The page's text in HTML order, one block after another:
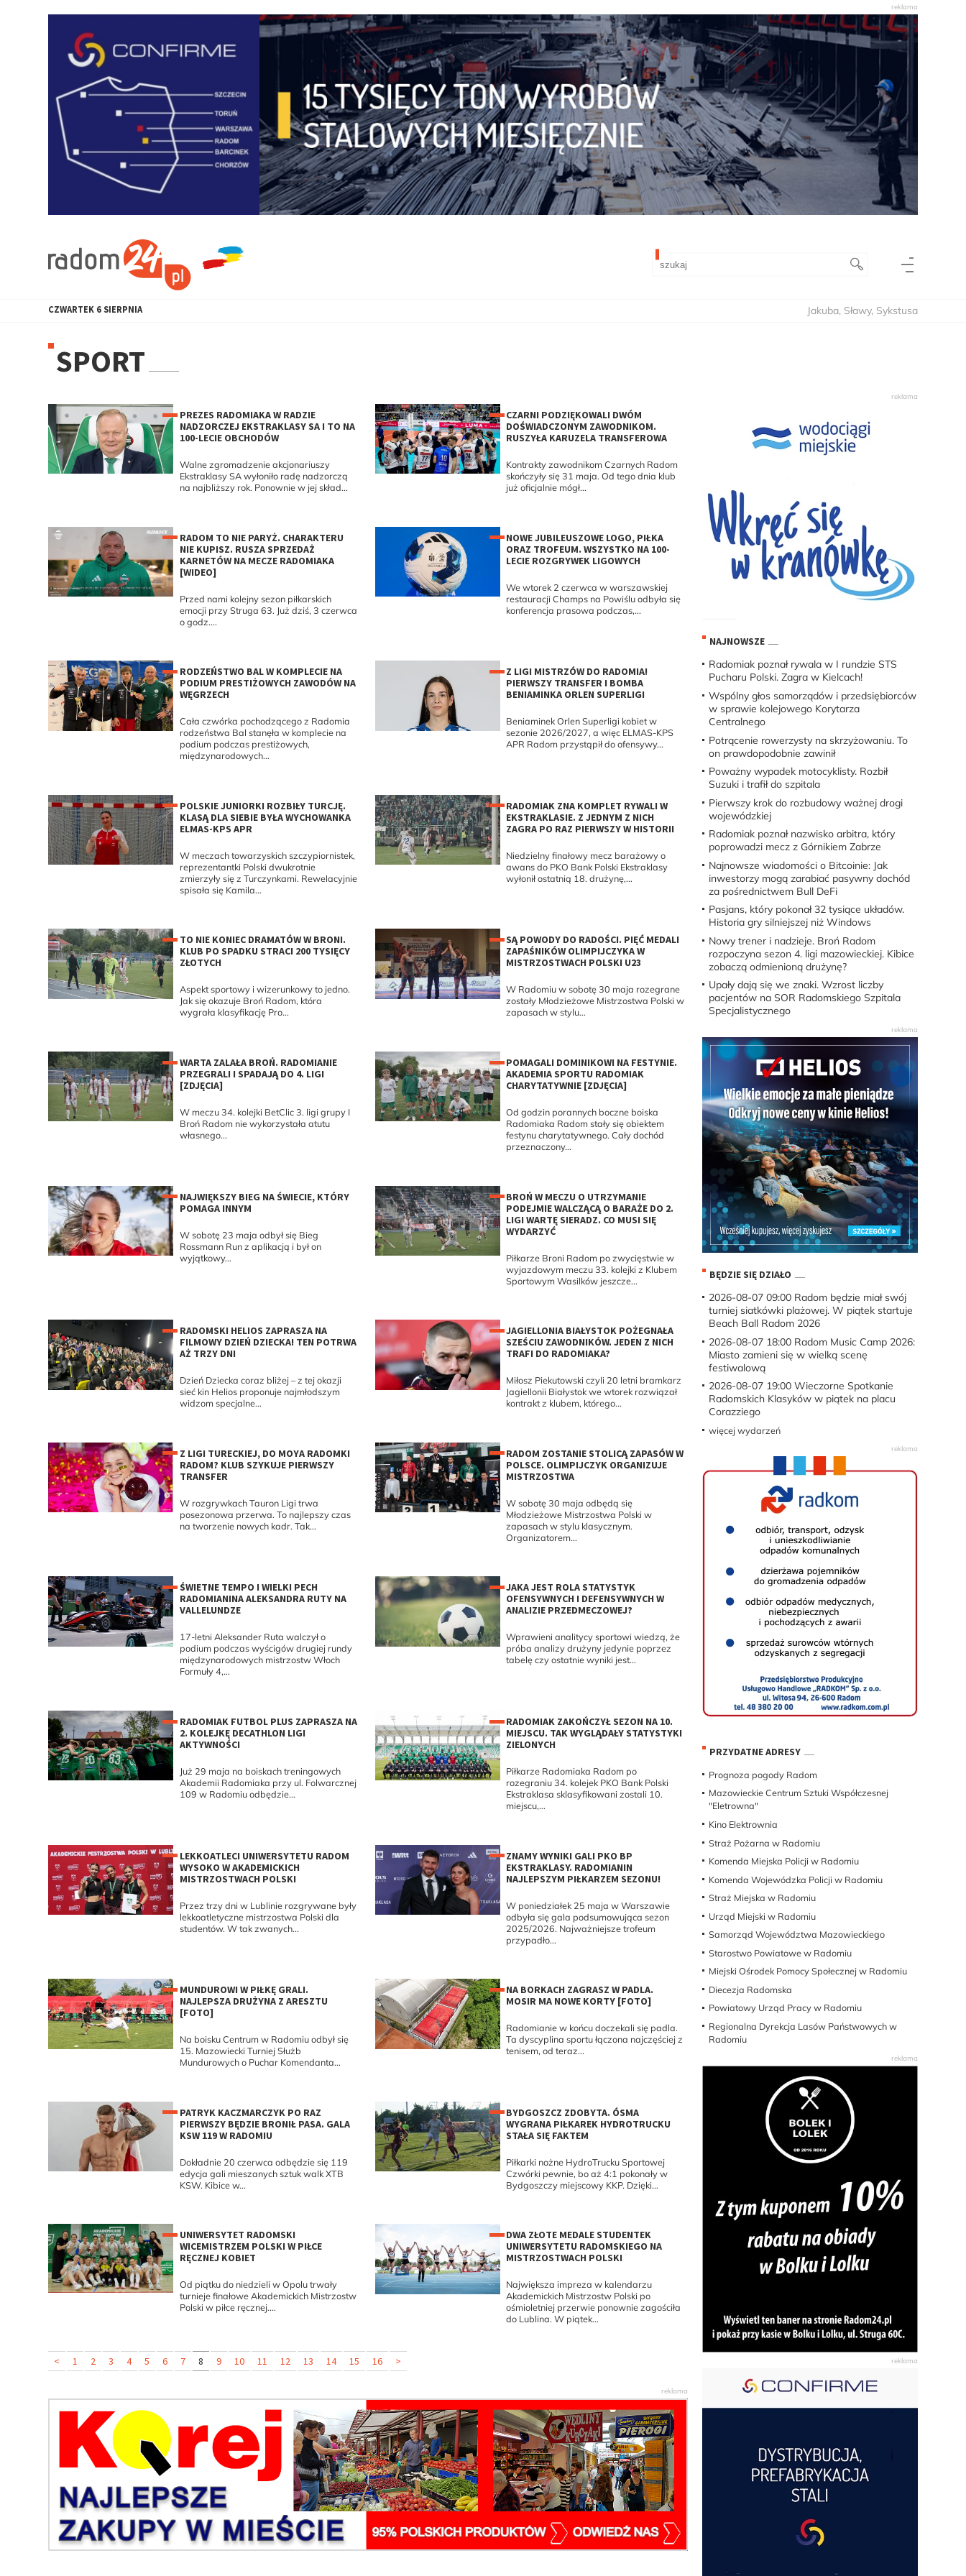
CZWARTEK 6 SIERPNIA Jakuba, Sławy, Sykstusa
SPORT
PREZES RADOMIAKA W RADZIE
NADZORCZEJ EKSTRAKLASY SA I TO NA
100-LECIE OBCHODÓW
Walne zgromadzenie akcjonariuszy
Ekstraklasy SA wyłoniło radę nadzorczą
na najbliższy rok. Ponownie w jej skład...
CZARNI PODZIĘKOWALI DWÓM
DOŚWIADCZONYM ZAWODNIKOM.
RUSZYŁA KARUZELA TRANSFEROWA
Kontrakty zawodnikom Czarnych Radom
skończyły się 31 maja. Od tego dnia klub
już oficjalnie mógł...
RADOM TO NIE PARYŻ. CHARAKTERU
NIE KUPISZ. RUSZA SPRZEDAŻ
KARNETÓW NA MECZE RADOMIAKA
[WIDEO]
Przed nami kolejny sezon piłkarskich
emocji przy Struga 63. Już dziś, 3 czerwca
o godz....
NOWE JUBILEUSZOWE LOGO, PIŁKA
ORAZ TROFEUM. WSZYSTKO NA 100-
LECIE ROZGRYWEK LIGOWYCH
We wtorek 2 czerwca w warszawskiej
restauracji Champs na Powiślu odbyła się
konferencja prasowa podczas,...
RODZEŃSTWO BAL W KOMPLECIE NA
PODIUM PRESTIŻOWYCH ZAWODÓW NA
WĘGRZECH
Cała czwórka pochodzącego z Radomia
rodzeństwa Bal stanęła w komplecie na
podium podczas prestiżowych,
międzynarodowych...
Z LIGI MISTRZÓW DO RADOMIA!
PIERWSZY TRANSFER I BOMBA
BENIAMINKA ORLEN SUPERLIGI
Beniaminek Orlen Superligi kobiet w
sezonie 2026/2027, a więc ELMAS-KPS
APR Radom przystąpił do ofensywy...
POLSKIE JUNIORKI ROZBIŁY TURCJĘ.
KLASĄ DLA SIEBIE BYŁA WYCHOWANKA
ELMAS-KPS APR
W meczach towarzyskich szczypiornistek,
reprezentantki Polski dwukrotnie
zmierzyły się z Turczynkami. Rewelacyjnie
spisała się Kamila...
RADOMIAK ZNA KOMPLET RYWALI W
EKSTRAKLASIE. Z JEDNYM Z NICH
ZAGRA PO RAZ PIERWSZY W HISTORII
Niedzielny finałowy mecz barażowy o
awans do PKO Bank Polski Ekstraklasy
wyłonił ostatnią 18. drużynę,...
TO NIE KONIEC DRAMATÓW W BRONI.
KLUB PO SPADKU STRACI 200 TYSIĘCY
ZŁOTYCH
Aspekt sportowy i wizerunkowy to jedno.
Jak się okazuje Broń Radom, która
wygrała klasyfikację Pro...
SĄ POWODY DO RADOŚCI. PIĘĆ MEDALI
ZAPAŚNIKÓW OLIMPIJCZYKA W
MISTRZOSTWACH POLSKI U23
W Radomiu w sobotę 30 maja rozegrane
zostały Młodzieżowe Mistrzostwa Polski w
zapasach w stylu...
WARTA ZALAŁA BROŃ. RADOMIANIE
PRZEGRALI I SPADAJĄ DO 4. LIGI
[ZDJĘCIA]
W meczu 34. kolejki BetClic 3. ligi grupy I
Broń Radom nie wykorzystała atutu
własnego...
POMAGALI DOMINIKOWI NA FESTYNIE.
AKADEMIA SPORTU RADOMIAK
CHARYTATYWNIE [ZDJĘCIA]
Od godzin porannych boczne boiska
Radomiaka Radom stały się obiektem
festynu charytatywnego. Cały dochód
przeznaczony...
NAJWIĘKSZY BIEG NA ŚWIECIE, KTÓRY
POMAGA INNYM
W sobotę 23 maja odbył się Bieg
Rossmann Run z aplikacją i był on
wyjątkowy...
BROŃ W MECZU O UTRZYMANIE
PODEJMIE WALCZĄCĄ O BARAŻE DO 2.
LIGI WARTĘ SIERADZ. CO MUSI SIĘ
WYDARZYĆ
Piłkarze Broni Radom po zwycięstwie w
wyjazdowym meczu 33. kolejki z Klubem
Sportowym Wasilków jeszcze...
RADOMSKI HELIOS ZAPRASZA NA
FILMOWY DZIEŃ DZIECKA! TEN POTRWA
AŻ TRZY DNI
Dzień Dziecka coraz bliżej – z tej okazji
sieć kin Helios proponuje najmłodszym
widzom specjalne...
JAGIELLONIA BIAŁYSTOK POŻEGNAŁA
SZEŚCIU ZAWODNIKÓW. JEDEN Z NICH
TRAFI DO RADOMIAKA?
Miłosz Piekutowski czyli 20 letni bramkarz
Jagiellonii Białystok we wtorek rozwiązał
kontrakt z klubem, którego...
Z LIGI TURECKIEJ, DO MOYA RADOMKI
RADOM? KLUB SZYKUJE PIERWSZY
TRANSFER
W rozgrywkach Tauron Ligi trwa
posezonowa przerwa. To najlepszy czas
na tworzenie nowych kadr. Tak...
RADOM ZOSTANIE STOLICĄ ZAPASÓW W
POLSCE. OLIMPIJCZYK ORGANIZUJE
MISTRZOSTWA
W sobotę 30 maja odbędą się
Młodzieżowe Mistrzostwa Polski w
zapasach w stylu klasycznym.
Organizatorem...
ŚWIETNE TEMPO I WIELKI PECH
RADOMIANINA ALEKSANDRA RUTY NA
VALLELUNDZE
17-letni Aleksander Ruta walczył o
podium podczas wyścigów drugiej rundy
międzynarodowych mistrzostw Włoch
Formuły 4,...
JAKA JEST ROLA STATYSTYK
OFENSYWNYCH I DEFENSYWNYCH W
ANALIZIE PRZEDMECZOWEJ?
Wprawieni analitycy sportowi wiedzą, że
próba analizy drużyny jedynie poprzez
tabelę czy ostatnie wyniki jest...
RADOMIAK FUTBOL PLUS ZAPRASZA NA
2. KOLEJKĘ DECATHLON LIGI
AKTYWNOŚCI
Już 29 maja na boiskach treningowych
Akademii Radomiaka przy ul. Folwarcznej
109 w Radomiu odbędzie...
RADOMIAK ZAKOŃCZYŁ SEZON NA 10.
MIEJSCU. TAK WYGLĄDAŁY STATYSTYKI
ZIELONYCH
Piłkarze Radomiaka Radom po
rozegraniu 34. kolejek PKO Bank Polski
Ekstraklasa sklasyfikowani zostali 10.
miejscu,...
LEKKOATLECI UNIWERSYTETU RADOM
WYSOKO W AKADEMICKICH
MISTRZOSTWACH POLSKI
Przez trzy dni w Lublinie rozgrywane były
lekkoatletyczne mistrzostwa Polski dla
studentów. W tak zwanych...
ZNAMY WYNIKI GALI PKO BP
EKSTRAKLASY. RADOMIANIN
NAJLEPSZYM PIŁKARZEM SEZONU!
W poniedziałek 25 maja w Warszawie
odbyła się gala podsumowująca sezon
2025/2026. Najważniejsze trofeum
przypadło...
MUNDUROWI W PIŁKĘ GRALI.
NAJLEPSZA DRUŻYNA Z ARESZTU
[FOTO]
Na boisku Centrum w Radomiu odbył się
15. Mazowiecki Turniej Służb
Mundurowych o Puchar Komendanta...
NA BORKACH ZAGRASZ W PADLA.
MOSIR MA NOWE KORTY [FOTO]
Radomianie w końcu doczekali się padla.
Ta dyscyplina sportu łączona najczęściej z
tenisem, od teraz...
PATRYK KACZMARCZYK PO RAZ
PIERWSZY BĘDZIE BRONIŁ PASA. GALA
KSW 119 W RADOMIU
Dokładnie 20 czerwca odbędzie się 119
edycja gali mieszanych sztuk walk XTB
KSW. Kibice w...
BYDGOSZCZ ZDOBYTA. ÓSMA
WYGRANA PIŁKAREK HYDROTRUCKU
STAŁA SIĘ FAKTEM
Piłkarki nożne HydroTrucku Sportowej
Czwórki pewnie, bo aż 4:1 pokonały w
Bydgoszczy miejscowy KKP. Dzięki...
UNIWERSYTET RADOMSKI
WICEMISTRZEM POLSKI W PIŁCE
RĘCZNEJ KOBIET
Od piątku do niedzieli w Opolu trwały
turnieje finałowe Akademickich Mistrzostw
Polski w piłce ręcznej....
DWA ZŁOTE MEDALE STUDENTEK
UNIWERSYTETU RADOMSKIEGO NA
MISTRZOSTWACH POLSKI
Największa impreza w kalendarzu
Akademickich Mistrzostw Polski po
ośmioletniej przerwie ponownie zagościła
do Lublina. W piątek...
< 1 2 3 4 5 6 7 8 9 10 11 12 13 14 15 16 >
NAJNOWSZE
Radomiak poznał rywala w I rundzie STS
Pucharu Polski. Zagra w Kielcach!
Wspólny głos samorządów i przedsiębiorców
w sprawie kolejowego Korytarza
Centralnego
Potrącenie rowerzysty na skrzyżowaniu. To
on prawdopodobnie zawinił
Poważny wypadek motocyklisty. Rozbił
Suzuki i trafił do szpitala
Pierwszy krok do rozbudowy ważnej drogi
wojewódzkiej
Radomiak poznał nazwisko arbitra, który
poprowadzi mecz z Górnikiem Zabrze
Najnowsze wiadomości o Bitcoinie: Jak
inwestorzy mogą zarabiać pasywny dochód
za pośrednictwem Bull DeFi
Pasjans, który pokonał 32 tysiące układów.
Historia gry silniejszej niż Windows
Nowy trener i nadzieje. Broń Radom
rozpoczyna sezon 4. ligi mazowieckiej. Kibice
zobaczą odmienioną drużynę?
Upały dają się we znaki. Wzrost liczby
pacjentów na SOR Radomskiego Szpitala
Specjalistycznego
BĘDZIE SIĘ DZIAŁO
2026-08-07 09:00Radom będzie miał swój
turniej siatkówki plażowej. W piątek startuje
Beach Ball Radom 2026
2026-08-07 18:00Radom Music Camp 2026:
Miasto zamieni się w wielką scenę
festiwalową
2026-08-07 19:00Wieczorne Spotkanie
Radomskich Klasyków w piątek na placu
Corazziego
więcej wydarzeń
PRZYDATNE ADRESY
Prognoza pogody Radom
Mazowieckie Centrum Sztuki Współczesnej
"Eletrowna"
Kino Elektrownia
Straż Pożarna w Radomiu
Komenda Miejska Policji w Radomiu
Komenda Wojewódzka Policji w Radomiu
Straż Miejska w Radomiu
Urząd Miejski w Radomiu
Samorząd Województwa Mazowieckiego
Starostwo Powiatowe w Radomiu
Miejski Ośrodek Pomocy Społecznej w Radomiu
Diecezja Radomska
Powiatowy Urząd Pracy w Radomiu
Regionalna Dyrekcja Lasów Państwowych w
Radomiu